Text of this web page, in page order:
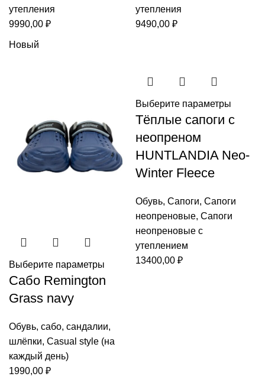
утепления
9990,00 ₽
утепления
9490,00 ₽
Новый
Выберите параметры
Сабо Remington
Grass navy
Обувь, сабо, сандалии,
шлёпки, Casual style (на
каждый день)
1990,00 ₽
Выберите параметры
Тёплые сапоги с
неопреном
HUNTLANDIA Neo-
Winter Fleece
Обувь, Сапоги, Сапоги
неопреновые, Сапоги
неопреновые с
утеплением
13400,00 ₽